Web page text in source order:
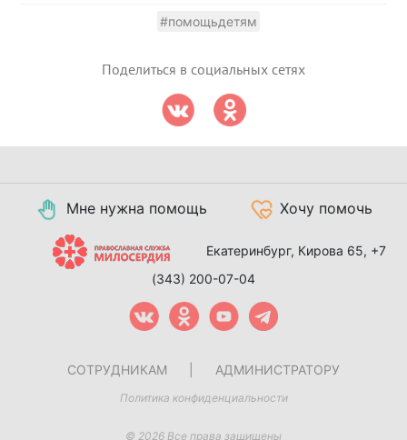
#помощьдетям
Поделиться в социальных сетях
Мне нужна помощь Хочу помочь
Екатеринбург, Кирова 65, +7
(343) 200-07-04
СОТРУДНИКАМ АДМИНИСТРАТОРУ
Политика конфиденциальности
© 2026 Все права защищены